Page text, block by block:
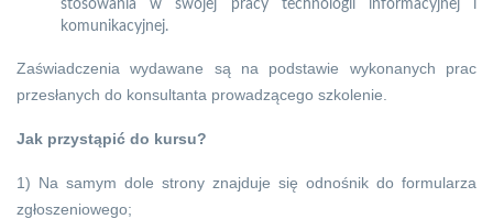
stosowania w swojej pracy technologii informacyjnej i
komunikacyjnej.
Zaświadczenia wydawane są na podstawie wykonanych prac
przesłanych do konsultanta prowadzącego szkolenie.
Jak przystąpić do kursu?
1) Na samym dole strony znajduje się odnośnik do formularza
zgłoszeniowego;